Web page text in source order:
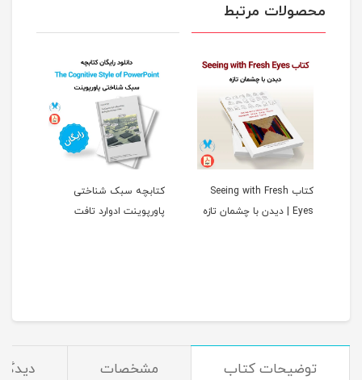
محصولات مرتبط
کتاب Seeing with Fresh
Eyes | دیدن با چشمان تازه
کتابچه سبک شناختی
پاورپوینت ادوارد تافت
توضیحات کتاب مشخصات